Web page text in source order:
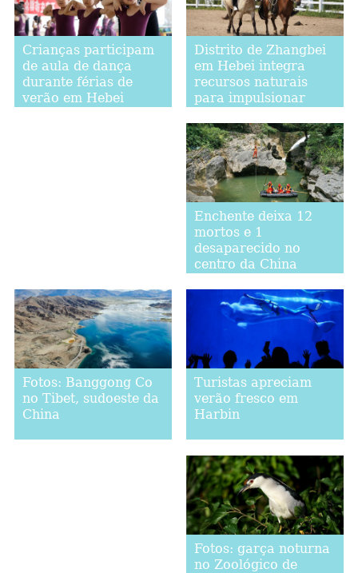
Crianças participam
de aula de dança
durante férias de
verão em Hebei
Distrito de Zhangbei
em Hebei integra
recursos naturais
para impulsionar
Enchente deixa 12
mortos e 1
desaparecido no
centro da China
Fotos: Banggong Co
no Tibet, sudoeste da
China
Turistas apreciam
verão fresco em
Harbin
Fotos: garça noturna
no Zoológico de